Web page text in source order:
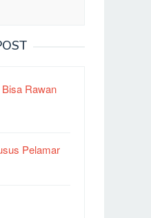
Rawan
Pelamar